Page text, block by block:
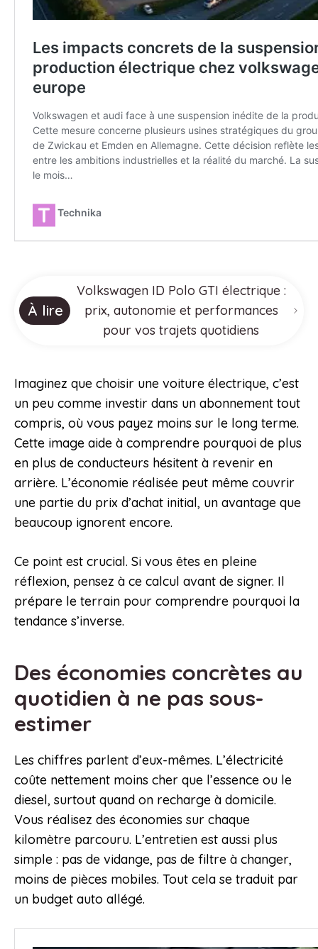
À lire
Volkswagen ID Polo GTI électrique :
prix, autonomie et performances
pour vos trajets quotidiens
Imaginez que choisir une voiture électrique, c’est
un peu comme investir dans un abonnement tout
compris, où vous payez moins sur le long terme.
Cette image aide à comprendre pourquoi de plus
en plus de conducteurs hésitent à revenir en
arrière. L’économie réalisée peut même couvrir
une partie du prix d’achat initial, un avantage que
beaucoup ignorent encore.
Ce point est crucial. Si vous êtes en pleine
réflexion, pensez à ce calcul avant de signer. Il
prépare le terrain pour comprendre pourquoi la
tendance s’inverse.
Des économies concrètes au
quotidien à ne pas sous-
estimer
Les chiffres parlent d’eux-mêmes. L’électricité
coûte nettement moins cher que l’essence ou le
diesel, surtout quand on recharge à domicile.
Vous réalisez des économies sur chaque
kilomètre parcouru. L’entretien est aussi plus
simple : pas de vidange, pas de filtre à changer,
moins de pièces mobiles. Tout cela se traduit par
un budget auto allégé.